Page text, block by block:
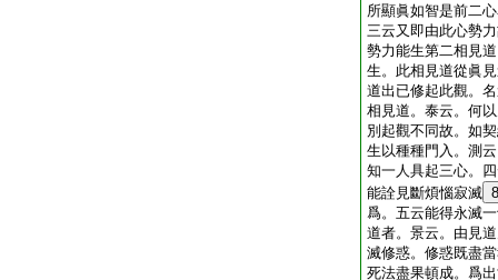
所顯眞如智是前二
三云又即由此心勢
勢力能生第二相見
生。此相見道從眞
道出已修起此觀。
相見道。泰云。何
別起觀不同故。如
生以種種門入。測
知一人具起三心。
能詮見斷煩惱寂滅 8
爲。五云能得永滅
道者。景云。由見
滅修惑。修惑既盡
死法盡果頓成。爲